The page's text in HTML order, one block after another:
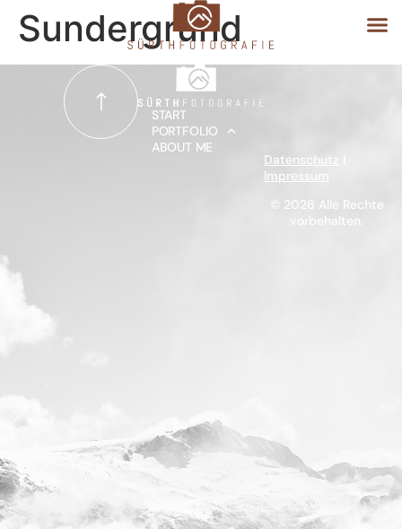
START
PORTFOLIO
Sundergrund
Datenschutz
Impressum
© 2026 Alle Rechte
vorbehalten.
START
PORTFOLIO
ABOUT ME